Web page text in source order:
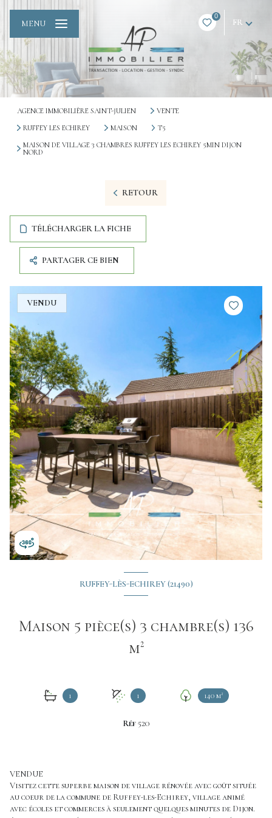
0
FR
MENU
AGENCE IMMOBILIÈRE SAINT-JULIEN
VENTE
RUFFEY LES ECHIREY
MAISON
T5
MAISON DE VILLAGE 3 CHAMBRES RUFFEY LES ECHIREY 5MIN DIJON
NORD
RETOUR
TÉLÉCHARGER LA FICHE
PARTAGER CE BIEN
VENDU
RUFFEY-LÈS-ECHIREY (21490)
Maison 5 pièce(s) 3 chambre(s) 136
m²
1 1 140 m²
Réf520
VENDUE
Visitez cette superbe maison de village rénovée avec goût située
au coeur de la commune de Ruffey-les-Echirey, village animé
avec écoles et commerces à seulement quelques minutes de Dijon.